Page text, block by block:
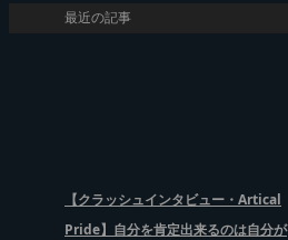
最近の記事
【クラッシュインタビュー・Artical
Pride】自分を肯定出来るのは自分が